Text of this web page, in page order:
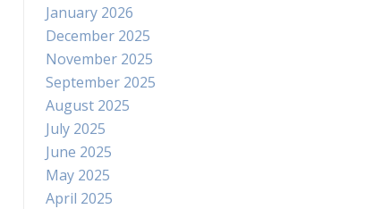
January 2026
December 2025
November 2025
September 2025
August 2025
July 2025
June 2025
May 2025
April 2025